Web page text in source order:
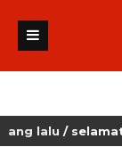
lalu/ selamat